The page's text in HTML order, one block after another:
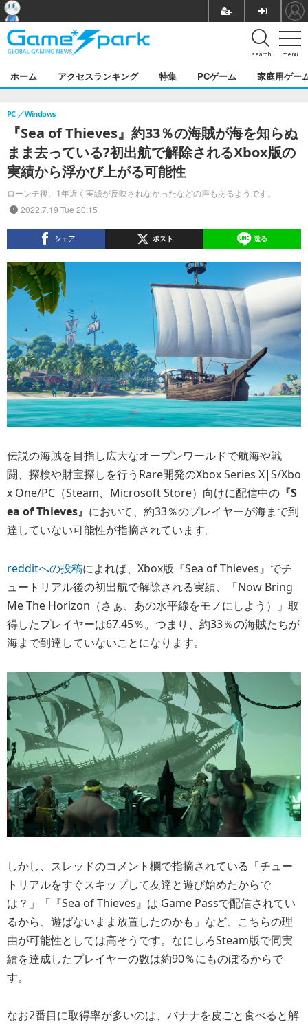
menu
search
ホーム アクセスランキング 特集 PCゲーム 家庭用ゲー
『Sea of Thieves』約33％の海賊が海を知らぬ
まま去っている?初出航で解除されるXbox版の
実績から浮かび上がる可能性
ローンチ後、1年近く実績が反映されなかったなどの声もあるようです。
PC Windows
2022.7.19 Tue 20:15
シェア ポスト 送る
伝説の海賊を目指し広大なオープンワールドで航海や戦
闘、探検や財宝探しを行うRare開発のXbox Series X|S/Xbo
x One/PC（Steam、Microsoft Store）向けに配信中の 『S
ea of Thieves』 において、約33％のプレイヤーが海まで到
達していない可能性が指摘されています。
redditへの投稿によれば、Xbox版『Sea of Thieves』でチ
ュートリアル後の初出航で解除される実績、「Now Bring
Me The Horizon（さぁ、あの水平線をモノにしよう）」取
得したプレイヤーは67.45％。つまり、約33％の海賊たちが
海まで到達していないことになります。
しかし、スレッドのコメント欄で指摘されている「チュー
トリアルをすぐスキップして友達と遊び始めたからで
は？」「『Sea of Thieves』は Game Passで配信されてい
るから、遊ばないまま放置したのかも」など、こちらの理
由が可能性としては高そうです。なにしろSteam版で同実
績を達成したプレイヤーの数は約90％にものぼるからで
す。
なお2番目に取得率が多いのは、バナナを皮ごと食べると解